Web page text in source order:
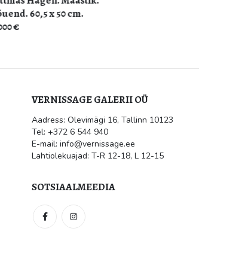
Kultuur.err: Vernissage galeriis
avati Jüri Mildebergi näitus
“Hingedeusk”
mai 31, 2026
VERNISSAGE GALERII OÜ
Aadress: Olevimägi 16, Tallinn 10123
Tel: +372 6 544 940
E-mail: info@vernissage.ee
Lahtiolekuajad: T-R 12-18, L 12-15
SOTSIAALMEEDIA